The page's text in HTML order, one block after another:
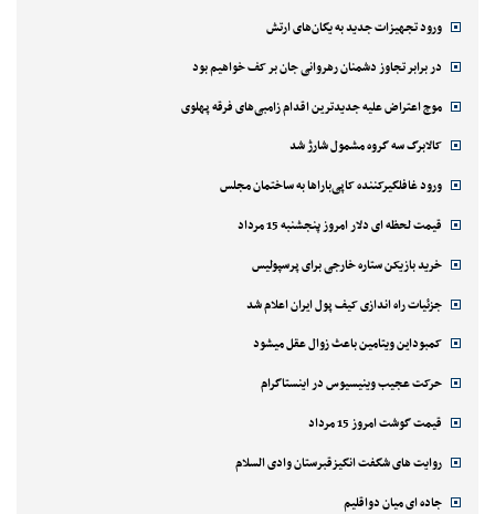
ورود تجهیزات جدید به یگان‌های ارتش
در برابر تجاوز دشمنان رهروانی جان بر کف خواهیم بود
موج اعتراض علیه جدیدترین اقدام زامبی‌های فرقه پهلوی
کالابرگ سه گروه مشمول شارژ شد
ورود غافلگیرکننده کاپی‌باراها به ساختمان مجلس
قیمت لحظه ای دلار امروز پنجشنبه 15 مرداد
خرید بازیکن ستاره خارجی برای پرسپولیس
جزئیات راه اندازی کیف پول ایران اعلام شد
کمبوداین ویتامین باعث زوال عقل میشود
حرکت عجیب وینیسیوس در اینستاگرام
قیمت گوشت امروز 15 مرداد
روایت های شگفت انگیزقبرستان وادی السلام
جاده ای میان دواقلیم